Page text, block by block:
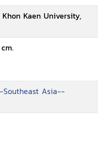
Kaen University,
Asia--